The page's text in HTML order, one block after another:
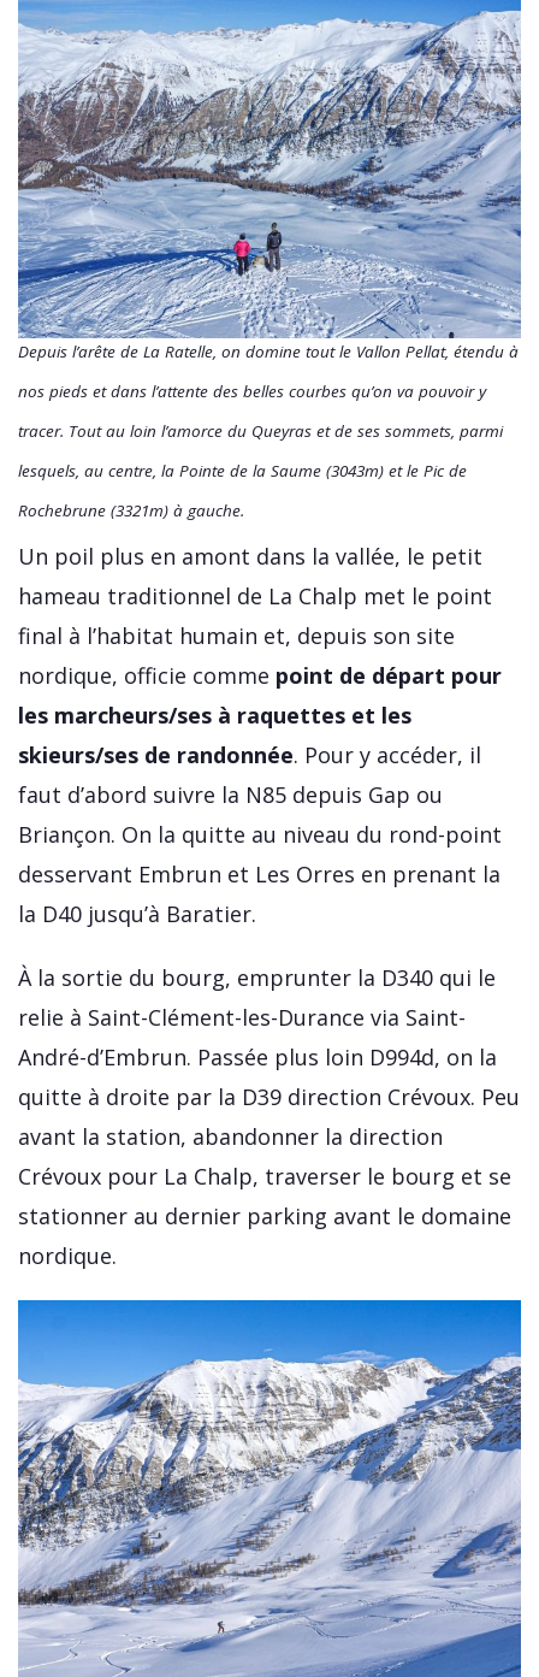
Depuis l’arête de La Ratelle, on domine tout le Vallon Pellat, étendu à
nos pieds et dans l’attente des belles courbes qu’on va pouvoir y
tracer. Tout au loin l’amorce du Queyras et de ses sommets, parmi
lesquels, au centre, la Pointe de la Saume (3043m) et le Pic de
Rochebrune (3321m) à gauche.
Un poil plus en amont dans la vallée, le petit
hameau traditionnel de La Chalp met le point
final à l’habitat humain et, depuis son site
nordique, officie comme point de départ pour
les marcheurs/ses à raquettes et les
skieurs/ses de randonnée. Pour y accéder, il
faut d’abord suivre la N85 depuis Gap ou
Briançon. On la quitte au niveau du rond-point
desservant Embrun et Les Orres en prenant la
la D40 jusqu’à Baratier.
À la sortie du bourg, emprunter la D340 qui le
relie à Saint-Clément-les-Durance via Saint-
André-d’Embrun. Passée plus loin D994d, on la
quitte à droite par la D39 direction Crévoux. Peu
avant la station, abandonner la direction
Crévoux pour La Chalp, traverser le bourg et se
stationner au dernier parking avant le domaine
nordique.